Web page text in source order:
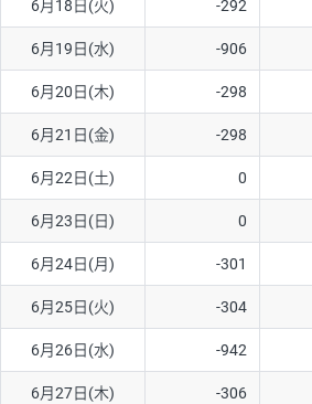
6月18日(火) -292
6月19日(水) -906
6月20日(木) -298
6月21日(金) -298
6月22日(土) 0
6月23日(日) 0
6月24日(月) -301
6月25日(火) -304
6月26日(水) -942
6月27日(木) -306